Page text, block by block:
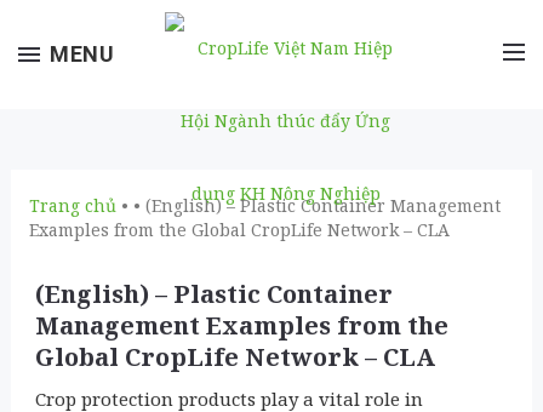
ToggleMENU
Trang chủ• • (English) – Plastic Container Management
Examples from the Global CropLife Network – CLA
(English) – Plastic Container
Management Examples from the
Global CropLife Network – CLA
Crop protection products play a vital role in